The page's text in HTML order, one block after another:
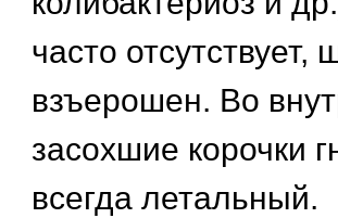
часто
взъерошен. Во
засохшие корочки
всегда летальный.